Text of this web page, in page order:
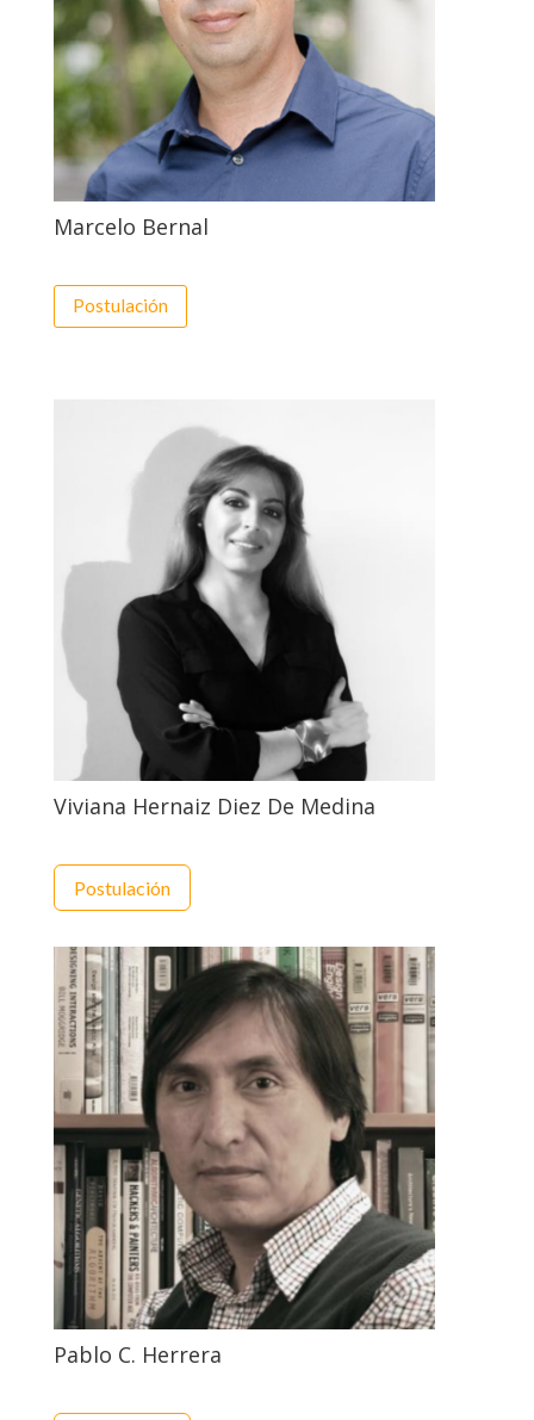
Marcelo Bernal
Postulación
Viviana Hernaiz Diez De Medina
Postulación
Pablo C. Herrera